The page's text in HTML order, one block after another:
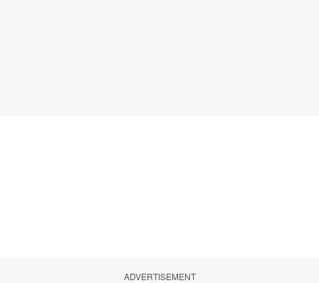
ADVERTISEMENT